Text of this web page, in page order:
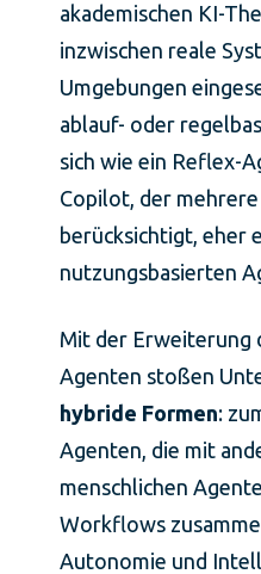
akademischen KI-
inzwischen reale
Umgebungen
ablauf- oder
sich wie ein Reflex-
Copilot, der
berücksichtigt, eher
nutzungsbasierten
Mit der Erweiterung
Agenten stoßen
hybride Formen:
Agenten, die mit
menschlichen
Workflows
Autonomie und